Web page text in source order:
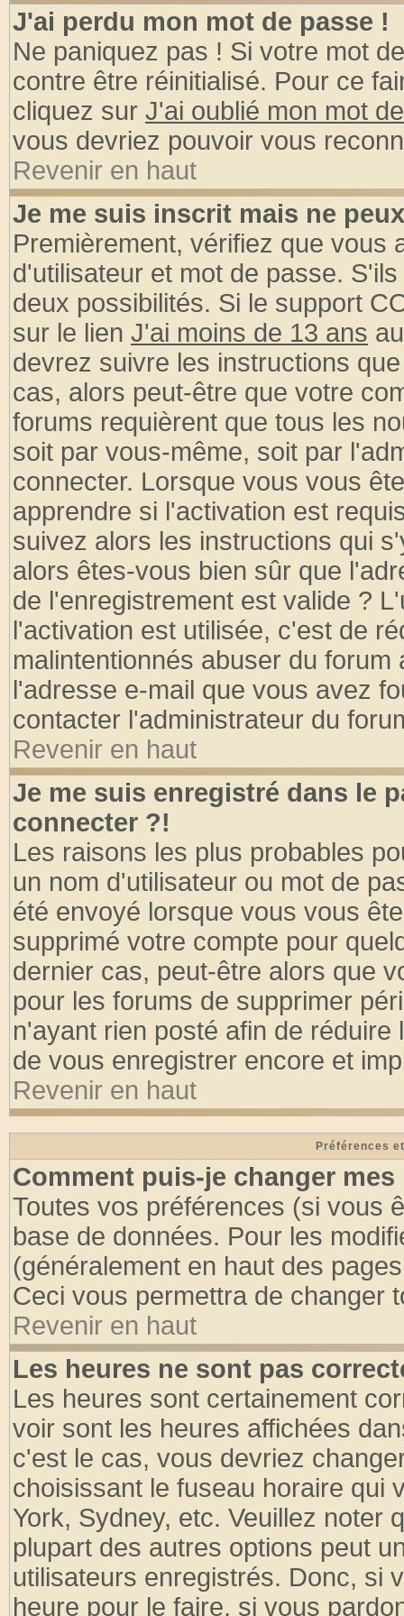
J'ai perdu mon mot de passe !
Ne paniquez pas ! Si votre mot
contre être réinitialisé. Pour ce
cliquez sur J'ai oublié mon mot
vous devriez pouvoir vous
Revenir en haut
Je me suis inscrit mais ne
Premièrement, vérifiez que vous
d'utilisateur et mot de passe.
deux possibilités. Si le support
sur le lien J'ai moins de 13 ans
devrez suivre les instructions
cas, alors peut-être que votre
forums requièrent que tous les
soit par vous-même, soit par
connecter. Lorsque vous vous
apprendre si l'activation est
suivez alors les instructions qui
alors êtes-vous bien sûr que
de l'enregistrement est valide ?
l'activation est utilisée, c'est de
malintentionnés abuser du
l'adresse e-mail que vous avez
contacter l'administrateur du
Revenir en haut
Je me suis enregistré dans le
connecter ?!
Les raisons les plus probables
un nom d'utilisateur ou mot de
été envoyé lorsque vous vous
supprimé votre compte pour
dernier cas, peut-être alors que
pour les forums de supprimer
n'ayant rien posté afin de
de vous enregistrer encore et
Revenir en haut
Préférences
Comment puis-je changer mes
Toutes vos préférences (si vous
base de données. Pour les
(généralement en haut des
Ceci vous permettra de changer
Revenir en haut
Les heures ne sont pas
Les heures sont certainement
voir sont les heures affichées
c'est le cas, vous devriez
choisissant le fuseau horaire qui
York, Sydney, etc. Veuillez noter
plupart des autres options peut
utilisateurs enregistrés. Donc, si
heure pour le faire, si vous